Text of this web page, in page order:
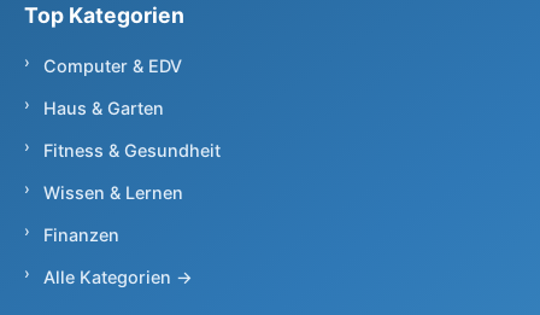
Top Kategorien
Computer & EDV
Haus & Garten
Fitness & Gesundheit
Wissen & Lernen
Finanzen
Alle Kategorien →